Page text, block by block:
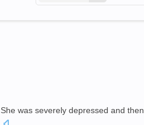
. She was severely depressed and then